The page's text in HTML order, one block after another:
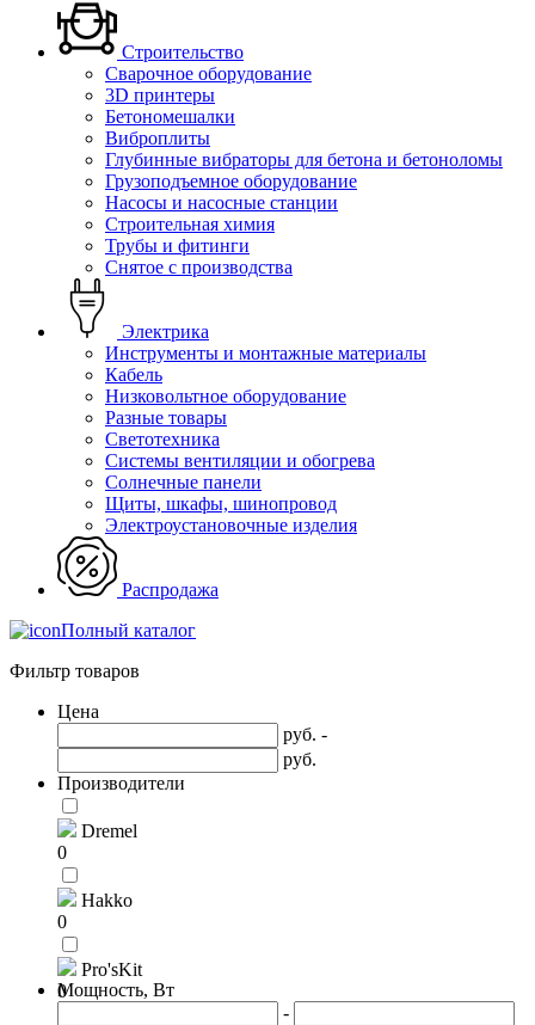
Строительство
Сварочное оборудование
3D принтеры
Бетономешалки
Виброплиты
Глубинные вибраторы для бетона и бетоноломы
Грузоподъемное оборудование
Насосы и насосные станции
Строительная химия
Трубы и фитинги
Снятое с производства
Электрика
Инструменты и монтажные материалы
Кабель
Низковольтное оборудование
Разные товары
Светотехника
Системы вентиляции и обогрева
Солнечные панели
Щиты, шкафы, шинопровод
Электроустановочные изделия
Распродажа
Полный каталог
Фильтр товаров
Цена
руб. -
руб.
Производители
Dremel
0
Hakko
0
Pro'sKit
0
Мощность, Вт
-